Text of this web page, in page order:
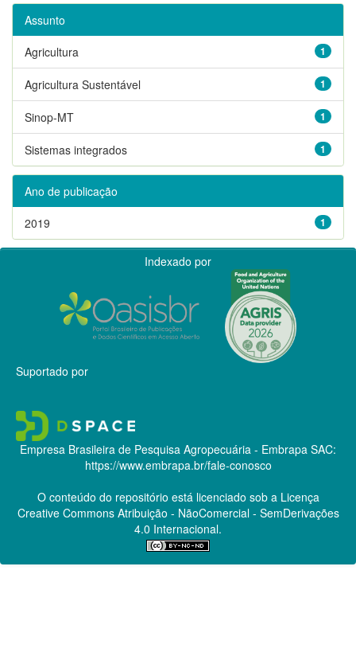
Assunto
1
Agricultura
1
Agricultura Sustentável
1
Sinop-MT
1
Sistemas integrados
Ano de publicação
1
2019
Indexado por
Suportado por
Empresa Brasileira de Pesquisa Agropecuária - Embrapa SAC:
https://www.embrapa.br/fale-conosco
O conteúdo do repositório está licenciado sob a Licença
Creative CommonsAtribuição - NãoComercial - SemDerivações
4.0 Internacional.